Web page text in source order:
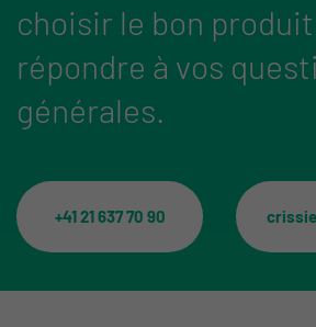
choisir le bon produit
répondre à vos
générales.
+41 21 637 70 90